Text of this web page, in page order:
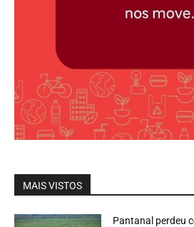
MAIS VISTOS
Pantanal perdeu